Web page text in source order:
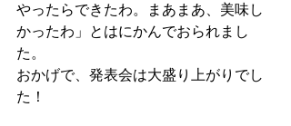
やったらできたわ。まあまあ、美味し
かったわ」とはにかんでおられまし
た。
おかげで、発表会は大盛り上がりでし
た！